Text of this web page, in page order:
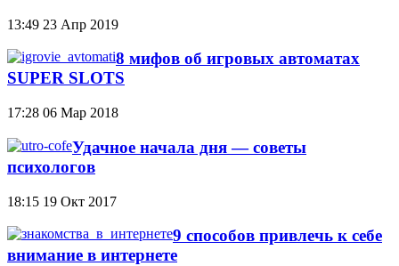
13:49 23 Апр 2019
8 мифов об игровых автоматах
SUPER SLOTS
17:28 06 Мар 2018
Удачное начала дня — советы
психологов
18:15 19 Окт 2017
9 способов привлечь к себе
внимание в интернете